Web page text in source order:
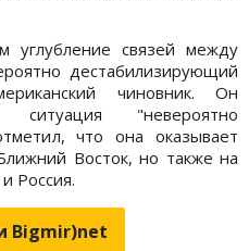
углубление связей между
дестабилизирующий
чиновник. Он
"невероятно
что она оказывает
Восток, но также на
Россия.
Bigmir)net